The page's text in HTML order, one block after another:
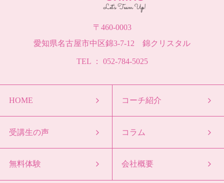
〒460-0003
愛知県名古屋市中区錦3-7-12 錦クリスタル
TEL ： 052-784-5025
HOME コーチ紹介
受講生の声 コラム
無料体験 会社概要